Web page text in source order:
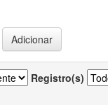
Registro(s)